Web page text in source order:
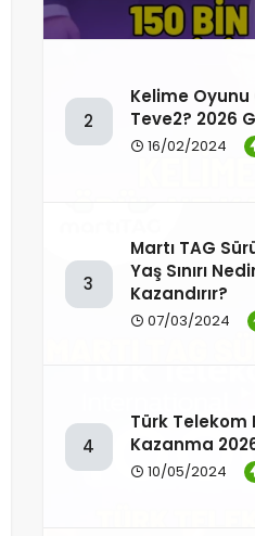
2
Kelime
Teve2? 2026
16/02/2024
3
Martı TAG
Yaş Sınırı
Kazandırır?
07/03/2024
4
Türk Telekom
Kazanma
10/05/2024